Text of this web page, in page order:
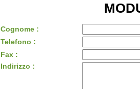
Cognome :
Telefono :
Fax :
Indirizzo :